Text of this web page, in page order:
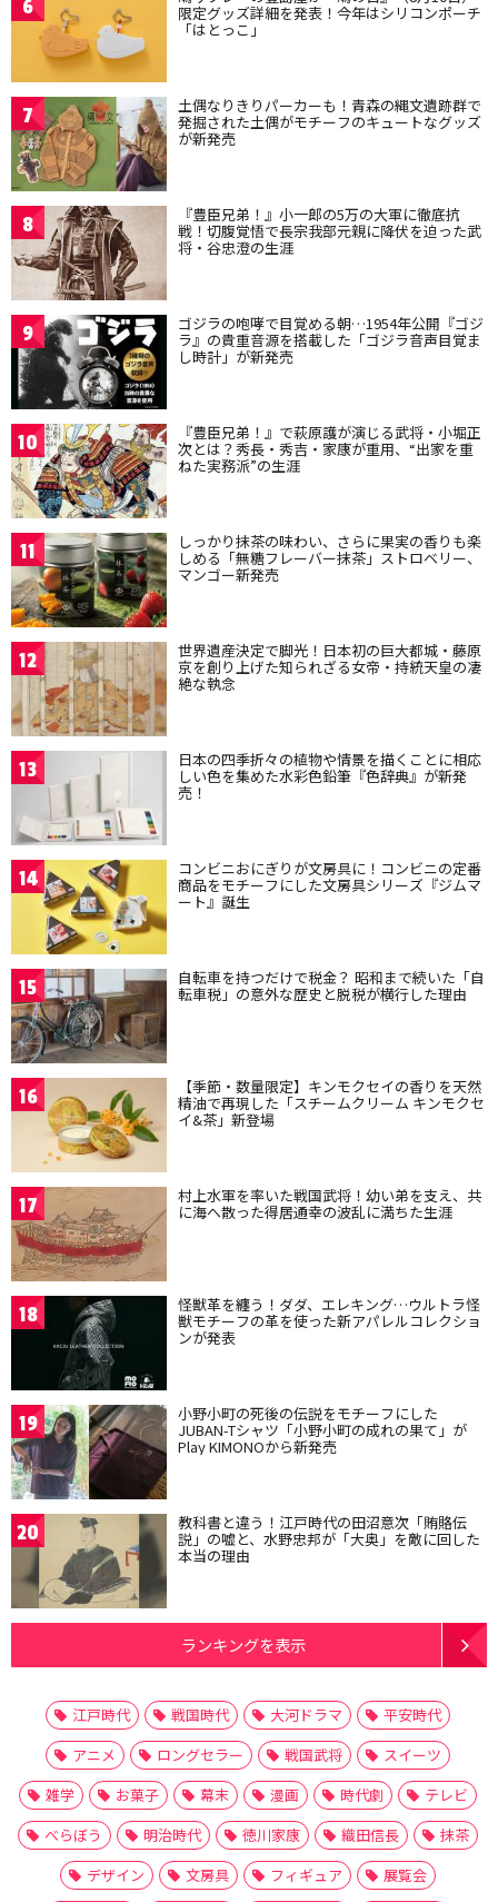
6 限定グッズ詳細を発表！今年はシリコンポーチ
「はとっこ」
7 土偶なりきりパーカーも！青森の縄文遺跡群で
発掘された土偶がモチーフのキュートなグッズ
が新発売
8 『豊臣兄弟！』小一郎の5万の大軍に徹底抗
戦！切腹覚悟で長宗我部元親に降伏を迫った武
将・谷忠澄の生涯
9 ゴジラの咆哮で目覚める朝…1954年公開『ゴジ
ラ』の貴重音源を搭載した「ゴジラ音声目覚ま
し時計」が新発売
10 『豊臣兄弟！』で萩原護が演じる武将・小堀正
次とは？秀長・秀吉・家康が重用、“出家を重
ねた実務派”の生涯
11 しっかり抹茶の味わい、さらに果実の香りも楽
しめる「無糖フレーバー抹茶」ストロベリー、
マンゴー新発売
12 世界遺産決定で脚光！日本初の巨大都城・藤原
京を創り上げた知られざる女帝・持統天皇の凄
絶な執念
13 日本の四季折々の植物や情景を描くことに相応
しい色を集めた水彩色鉛筆『色辞典』が新発
売！
14 コンビニおにぎりが文房具に！コンビニの定番
商品をモチーフにした文房具シリーズ『ジムマ
ート』誕生
15 自転車を持つだけで税金？ 昭和まで続いた「自
転車税」の意外な歴史と脱税が横行した理由
16 【季節・数量限定】キンモクセイの香りを天然
精油で再現した「スチームクリーム キンモクセ
イ&茶」新登場
17 村上水軍を率いた戦国武将！幼い弟を支え、共
に海へ散った得居通幸の波乱に満ちた生涯
18 怪獣革を纏う！ダダ、エレキング…ウルトラ怪
獣モチーフの革を使った新アパレルコレクショ
ンが発表
19 小野小町の死後の伝説をモチーフにした
JUBAN-Tシャツ「小野小町の成れの果て」が
Play KIMONOから新発売
20 教科書と違う！江戸時代の田沼意次「賄賂伝
説」の嘘と、水野忠邦が「大奥」を敵に回した
本当の理由
ランキングを表示
江戸時代 戦国時代 大河ドラマ
平安時代
アニメ
ロングセラー 戦国武将
スイーツ
雑学
お菓子 幕末 漫画 時代劇
テレビ
べらぼう
明治時代 徳川家康 織田信長
抹茶
デザイン
文房具 フィギュア
展覧会